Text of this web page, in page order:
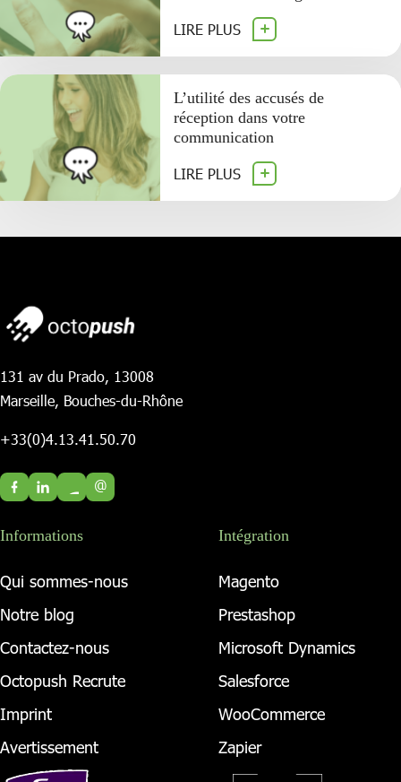
LIRE PLUS
L’utilité des accusés de
réception dans votre
communication
LIRE PLUS
131 av du Prado, 13008
Marseille, Bouches-du-Rhône
+33(0)4.13.41.50.70
@
Informations
Qui sommes-nous
Notre blog
Contactez-nous
Octopush Recrute
Imprint
Avertissement
Intégration
Magento
Prestashop
Microsoft Dynamics
Salesforce
WooCommerce
Zapier